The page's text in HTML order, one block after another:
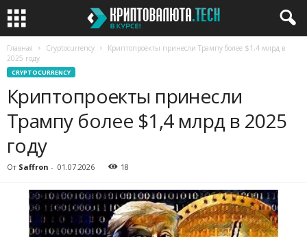
Главная Cryptocurrency
Криптопроекты принесли Трампу более $1,4 млрд в
2025 году
CRYPTOCURRENCY
Криптопроекты принесли
Трампу более $1,4 млрд в 2025
году
От Saffron - 01.07.2026 18